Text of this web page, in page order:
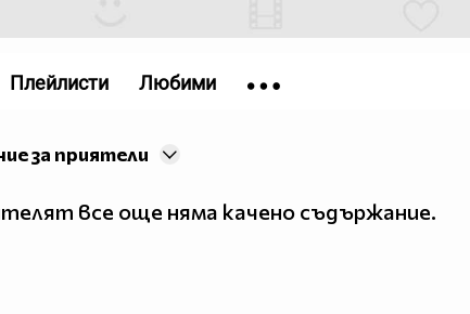
за приятели
все още няма качено съдържание.
Плейлисти Любими